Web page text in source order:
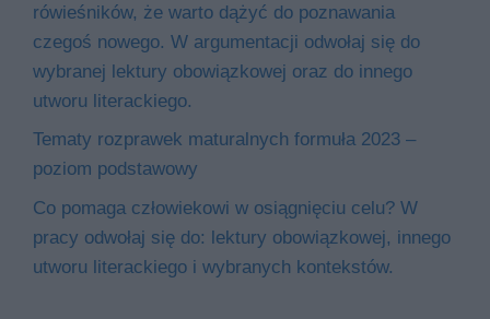
rówieśników, że warto dążyć do poznawania
czegoś nowego. W argumentacji odwołaj się do
wybranej lektury obowiązkowej oraz do innego
utworu literackiego.
Tematy rozprawek maturalnych formuła 2023 –
poziom podstawowy
Co pomaga człowiekowi w osiągnięciu celu? W
pracy odwołaj się do: lektury obowiązkowej, innego
utworu literackiego i wybranych kontekstów.